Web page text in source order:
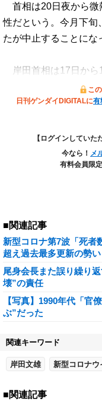
首相は20日夜から微
性だという。今月下旬
たが中止することにな
岸田首相は17日から
こ
日刊ゲンダイDIGITALに有
【ログインしていた
今なら！ メ
有料会員限
■関連記事
新型コロナ第7波「死者
超え過去最多更新の勢い
尾身会長また誤り繰り
壊”の責任
【写真】1990年代「官
ぶ”だった
関連キーワード
岸田文雄 新型コロナウ
■関連記事